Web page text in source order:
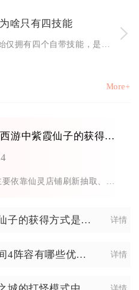
啥只有四技能
More+
迷你西游中紫霞仙子的获得方式是什么
迷你西游中紫霞仙子的获得方式是什么 详情
火影忍者魍魉之间4阵容有哪些优势和劣势 详情